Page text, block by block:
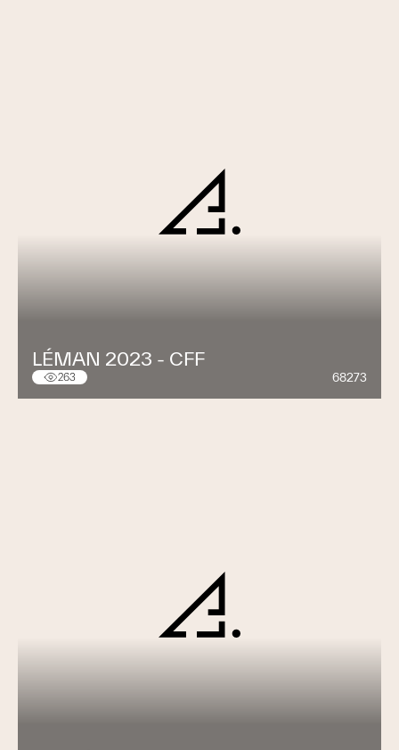
LÉMAN 2023 - CFF
263 68273